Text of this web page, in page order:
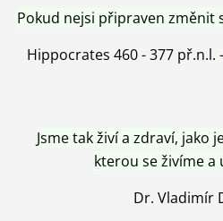
Pokud nejsi připraven změnit
Hippocrates 460 - 377 př.n.l. -
Jsme tak živí a zdraví, jako
kterou se živíme a
Dr. Vladimír